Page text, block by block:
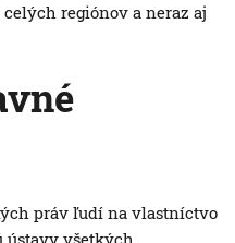
regiónov a neraz aj
práv ľudí na vlastníctvo